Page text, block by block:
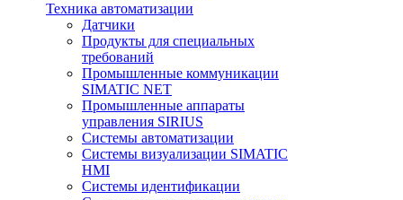
Техника автоматизации
Датчики
Продукты для специальных
требований
Промышленные коммуникации
SIMATIC NET
Промышленные аппараты
управления SIRIUS
Системы автоматизации
Системы визуализации SIMATIC
HMI
Системы идентификации